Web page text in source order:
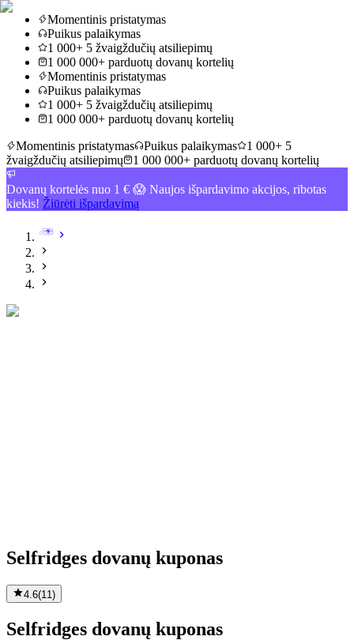
Momentinis pristatymas
Puikus palaikymas
1 000+ 5 žvaigždučių atsiliepimų
1 000 000+ parduotų dovanų kortelių
Momentinis pristatymas
Puikus palaikymas
1 000+ 5 žvaigždučių atsiliepimų
1 000 000+ parduotų dovanų kortelių
Momentinis pristatymas
Puikus palaikymas
1 000+ 5
žvaigždučių atsiliepimų
1 000 000+ parduotų dovanų kortelių
Dovanų kortelės nuo 1 € 😱 Naujos išpardavimo akcijos, ribotas
kiekis! Žiūrėti išpardavimą
Selfridges dovanų kuponas
4.6(11 )
Selfridges dovanų kuponas